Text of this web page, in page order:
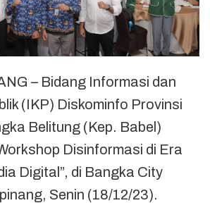
– Bidang Informasi dan
(IKP) Diskominfo Provinsi
Belitung (Kep. Babel)
Disinformasi di Era
Digital”, di Bangka City
Senin (18/12/23).